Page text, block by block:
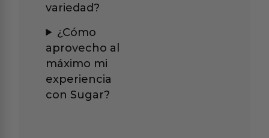
variedad?
¿Cómo
aprovecho al
máximo mi
experiencia
con Sugar?